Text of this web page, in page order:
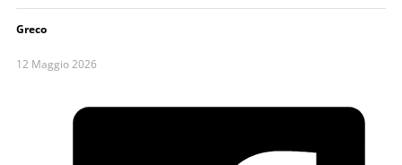
Greco
12 Maggio 2026